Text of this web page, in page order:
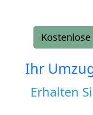
Ihr
Erhalten